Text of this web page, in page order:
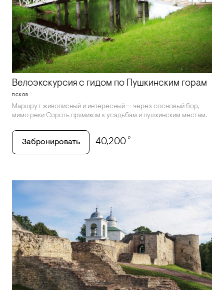
Велоэкскурсия с гидом по Пушкинским горам
ПСКОВ
Маршрут живописный и интересный — через сосновый бор,
мимо реки Сороть прямиком к усадьбам и пушкинским местам.
Забронировать 40,200 ₽